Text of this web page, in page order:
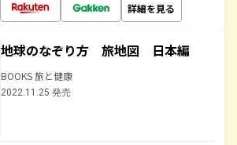
詳細を見る
地球のなぞり方 旅地図 日本編
BOOKS 旅と健康
2022.11.25 発売